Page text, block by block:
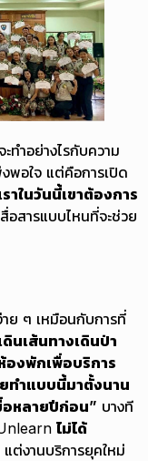
ทำอย่างไรกับความ
พอใจ แต่คือการเปิด
าในวันนี้เขาต้องการ
อสารแบบไหนที่จะช่วย
ย ๆ เหมือนกับการที่
นเส้นทางเดินป่า
องพักเพื่อบริการ
ทำแบบนี้มาตั้งนาน
อหลายปีก่อน” บางที
ไม่ได้
แต่งานบริการยุคใหม่